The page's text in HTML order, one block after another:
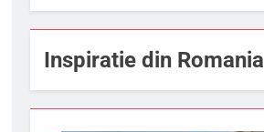
Inspiratie din Romania